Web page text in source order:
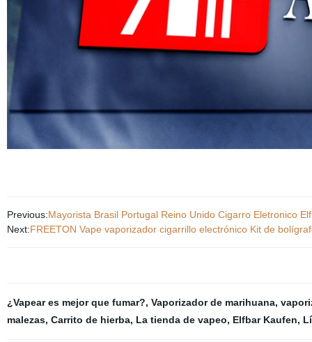
Previous:Mayorista Brasil Portugal Reino Unido Cigarro Eletronico
Next:FREETON Vape vaporizador cigarrillo electrónico Kit de
¿Vapear es mejor que fumar?, Vaporizador de marihuana,
malezas, Carrito de hierba, La tienda de vapeo, Elfbar Kaufen,